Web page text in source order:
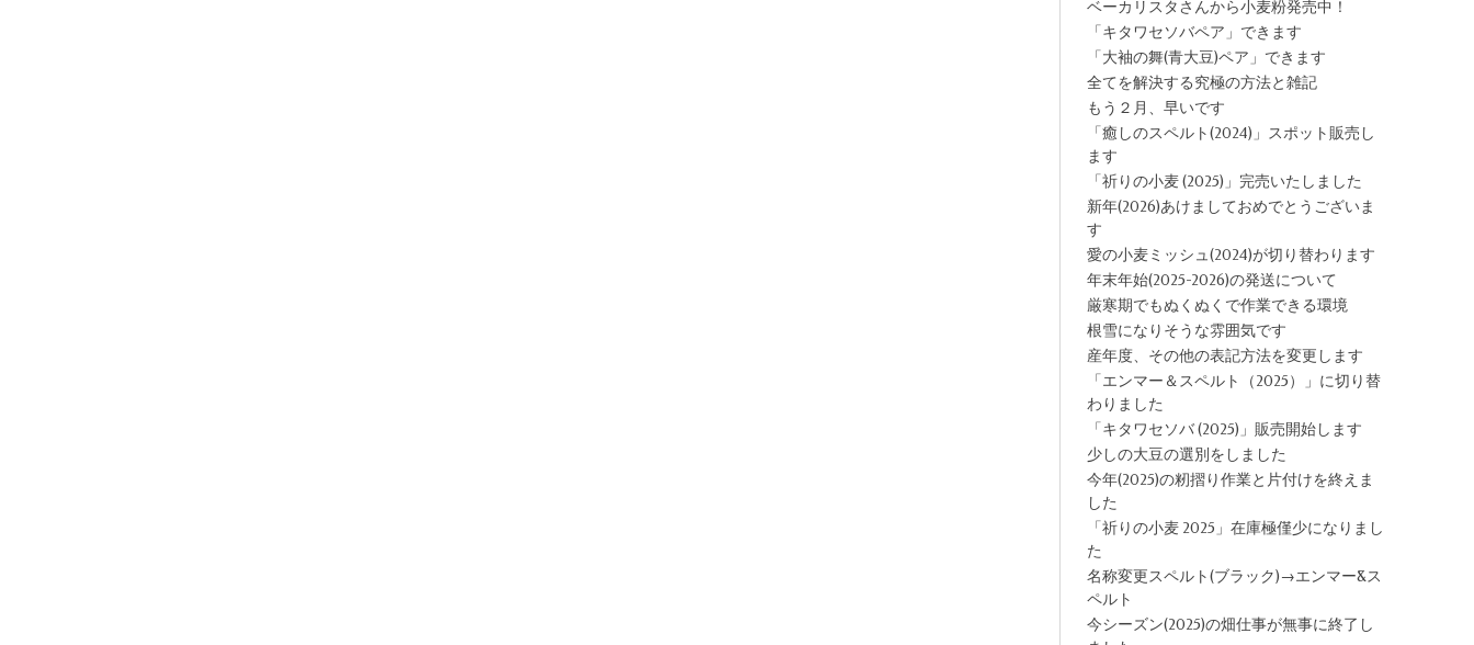
ベーカリスタさんから小麦粉発売中！
「キタワセソバペア」できます
「大袖の舞(青大豆)ペア」できます
全てを解決する究極の方法と雑記
もう２月、早いです
「癒しのスペルト(2024)」スポット販売し
ます
「祈りの小麦 (2025)」完売いたしました
新年(2026)あけましておめでとうございま
す
愛の小麦ミッシュ(2024)が切り替わります
年末年始(2025-2026)の発送について
厳寒期でもぬくぬくで作業できる環境
根雪になりそうな雰囲気です
産年度、その他の表記方法を変更します
「エンマー＆スペルト（2025）」に切り替
わりました
「キタワセソバ (2025)」販売開始します
少しの大豆の選別をしました
今年(2025)の籾摺り作業と片付けを終えま
した
「祈りの小麦 2025」在庫極僅少になりまし
た
名称変更スペルト(ブラック)→エンマー&ス
ペルト
今シーズン(2025)の畑仕事が無事に終了し